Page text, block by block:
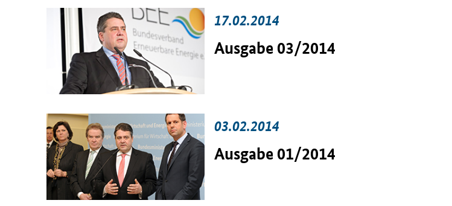
17.02.2014
Ausgabe 03/2014
03.02.2014
Ausgabe 01/2014